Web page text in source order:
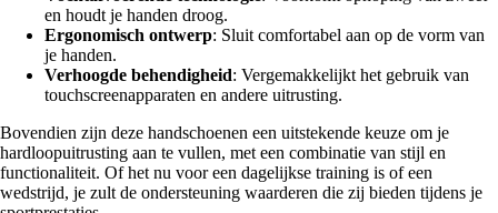
en houdt je handen droog.
Ergonomisch ontwerp: Sluit comfortabel aan op de vorm van
je handen.
Verhoogde behendigheid: Vergemakkelijkt het gebruik van
touchscreenapparaten en andere uitrusting.
Bovendien zijn deze handschoenen een uitstekende keuze om je
hardloopuitrusting aan te vullen, met een combinatie van stijl en
functionaliteit. Of het nu voor een dagelijkse training is of een
wedstrijd, je zult de ondersteuning waarderen die zij bieden tijdens je